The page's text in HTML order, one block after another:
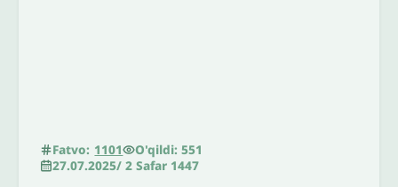
Fatvo: 1101
O'qildi: 551
27.07.2025/2 Safar 1447